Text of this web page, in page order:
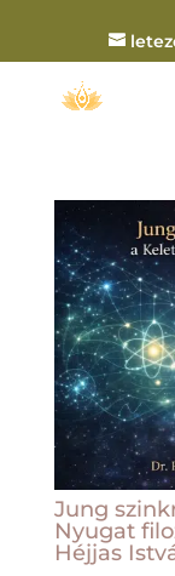
Jung
Nyugat
Héjjas